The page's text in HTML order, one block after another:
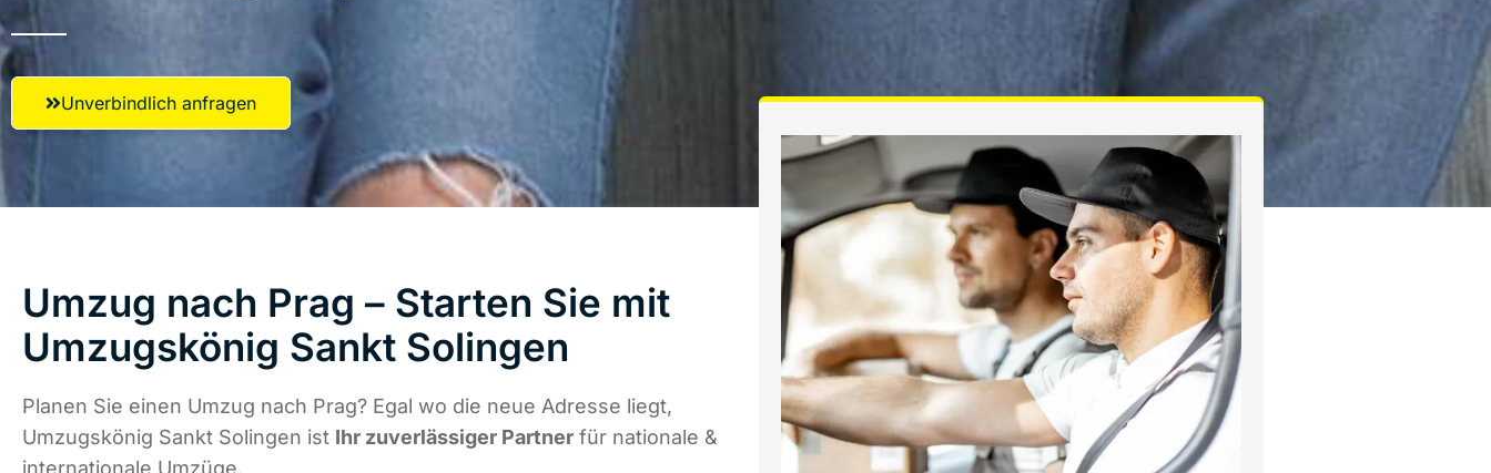
Unverbindlich anfragen
Umzug nach Prag – Starten Sie mit
Umzugskönig Sankt Solingen
Planen Sie einen Umzug nach Prag? Egal wo die neue Adresse liegt,
Umzugskönig Sankt Solingen ist Ihr zuverlässiger Partner für nationale &
internationale Umzüge.